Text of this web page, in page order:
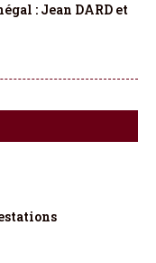
: Jean DARD et